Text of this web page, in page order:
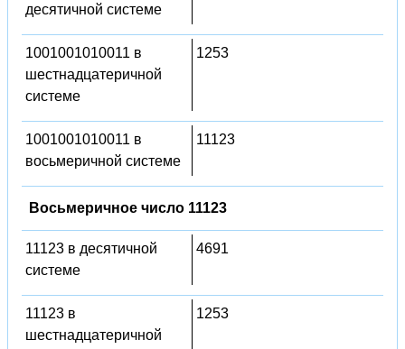
десятичной системе
1001001010011 в
шестнадцатеричной
системе
1253
1001001010011 в
восьмеричной системе
11123
Восьмеричное число 11123
11123 в десятичной
системе
4691
11123 в
шестнадцатеричной
1253